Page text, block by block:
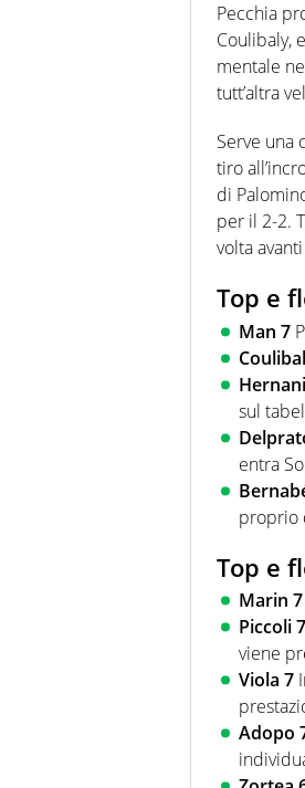
Pecchia
Coulibaly,
mentale
tutt’altra
Serve una
tiro
di
per il 2-2.
volta
Top e
Man 7
sul
entra
proprio
Top e
Marin 7
Piccoli 7
viene
Viola 7
Adopo